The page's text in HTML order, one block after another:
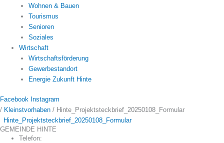
Wohnen & Bauen
Tourismus
Senioren
Soziales
Wirtschaft
Wirtschaftsförderung
Gewerbestandort
Energie Zukunft Hinte
Facebook Instagram
/ Kleinstvorhaben / Hinte_Projektsteckbrief_20250108_Formular
Hinte_Projektsteckbrief_20250108_Formular
GEMEINDE HINTE
Telefon: